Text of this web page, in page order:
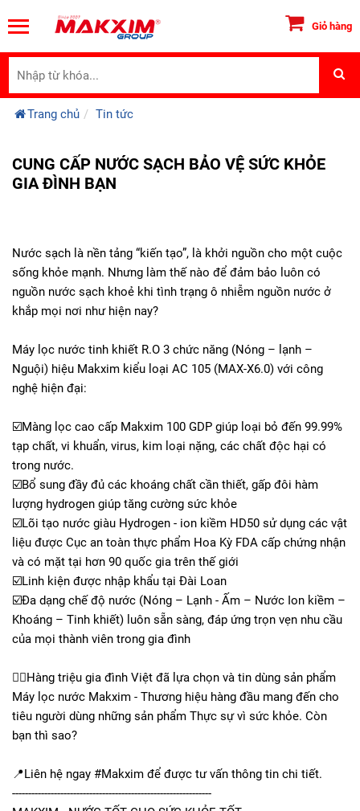
Giỏ hàng
Trang chủ Tin tức
CUNG CẤP NƯỚC SẠCH BẢO VỆ SỨC KHỎE
GIA ĐÌNH BẠN
Nước sạch là nền tảng “kiến tạo”, là khởi nguồn cho một cuộc
sống khỏe mạnh. Nhưng làm thế nào để đảm bảo luôn có
nguồn nước sạch khoẻ khi tình trạng ô nhiễm nguồn nước ở
khắp mọi nơi như hiện nay?
Máy lọc nước tinh khiết R.O 3 chức năng (Nóng – lạnh –
Nguội) hiệu Makxim kiểu loại AC 105 (MAX-X6.0) với công
nghệ hiện đại:
☑️Màng lọc cao cấp Makxim 100 GDP giúp loại bỏ đến 99.99%
tạp chất, vi khuẩn, virus, kim loại nặng, các chất độc hại có
trong nước.
☑️Bổ sung đầy đủ các khoáng chất cần thiết, gấp đôi hàm
lượng hydrogen giúp tăng cường sức khỏe
☑️Lõi tạo nước giàu Hydrogen - ion kiềm HD50 sử dụng các vật
liệu được Cục an toàn thực phẩm Hoa Kỳ FDA cấp chứng nhận
và có mặt tại hơn 90 quốc gia trên thế giới
☑️Linh kiện được nhập khẩu tại Đài Loan
☑️Đa dạng chế độ nước (Nóng – Lạnh - Ấm – Nước Ion kiềm –
Khoáng – Tinh khiết) luôn sẵn sàng, đáp ứng trọn vẹn nhu cầu
của mọi thành viên trong gia đình
👩‍⚕️Hàng triệu gia đình Việt đã lựa chọn và tin dùng sản phẩm
Máy lọc nước Makxim - Thương hiệu hàng đầu mang đến cho
tiêu người dùng những sản phẩm Thực sự vì sức khỏe. Còn
bạn thì sao?
📍Liên hệ ngay #Makxim để được tư vấn thông tin chi tiết.
--------------------------------------------------------------